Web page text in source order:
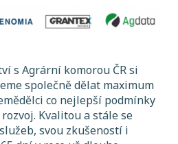
s Agrární komorou ČR si
společně dělat maximum
co nejlepší podmínky
Kvalitou a stále se
svou zkušeností i